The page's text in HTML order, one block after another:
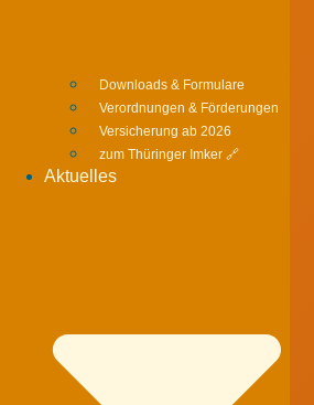
Downloads & Formulare
Verordnungen & Förderungen
Versicherung ab 2026
zum Thüringer Imker 🔗
Aktuelles